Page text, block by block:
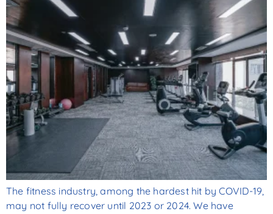
The fitness industry, among the hardest hit by COVID-19,
may not fully recover until 2023 or 2024. We have